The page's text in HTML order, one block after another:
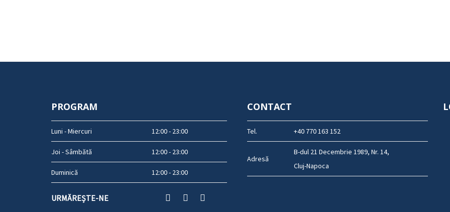
PROGRAM
Luni - Miercuri 12:00 - 23:00
Joi - Sâmbătă 12:00 - 23:00
Duminică 12:00 - 23:00
URMĂREȘTE-NE
CONTACT
Tel. +40 770 163 152
Adresă
B-dul 21 Decembrie 1989, Nr. 14,
Cluj-Napoca